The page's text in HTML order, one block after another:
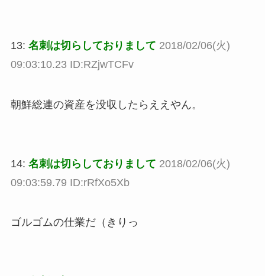
13: 名刺は切らしておりまして 2018/02/06(火)
09:03:10.23 ID:RZjwTCFv
朝鮮総連の資産を没収したらええやん。
14: 名刺は切らしておりまして 2018/02/06(火)
09:03:59.79 ID:rRfXo5Xb
ゴルゴムの仕業だ（きりっ